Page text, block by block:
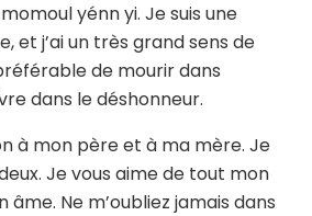
yénn yi. Je suis une
et j’ai un très grand sens de
de mourir dans
dans le déshonneur.
à mon père et à ma mère. Je
Je vous aime de tout mon
Ne m’oubliez jamais dans